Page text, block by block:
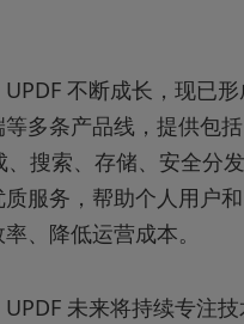
不断成长，现已
多条产品线，提供包括
、搜索、存储、安全分发
服务，帮助个人用户和
、降低运营成本。
未来将持续专注